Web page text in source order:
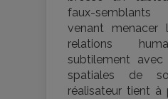
faux-
venant menacer
relations
subtilement avec
spatiales de
réalisateur tient à